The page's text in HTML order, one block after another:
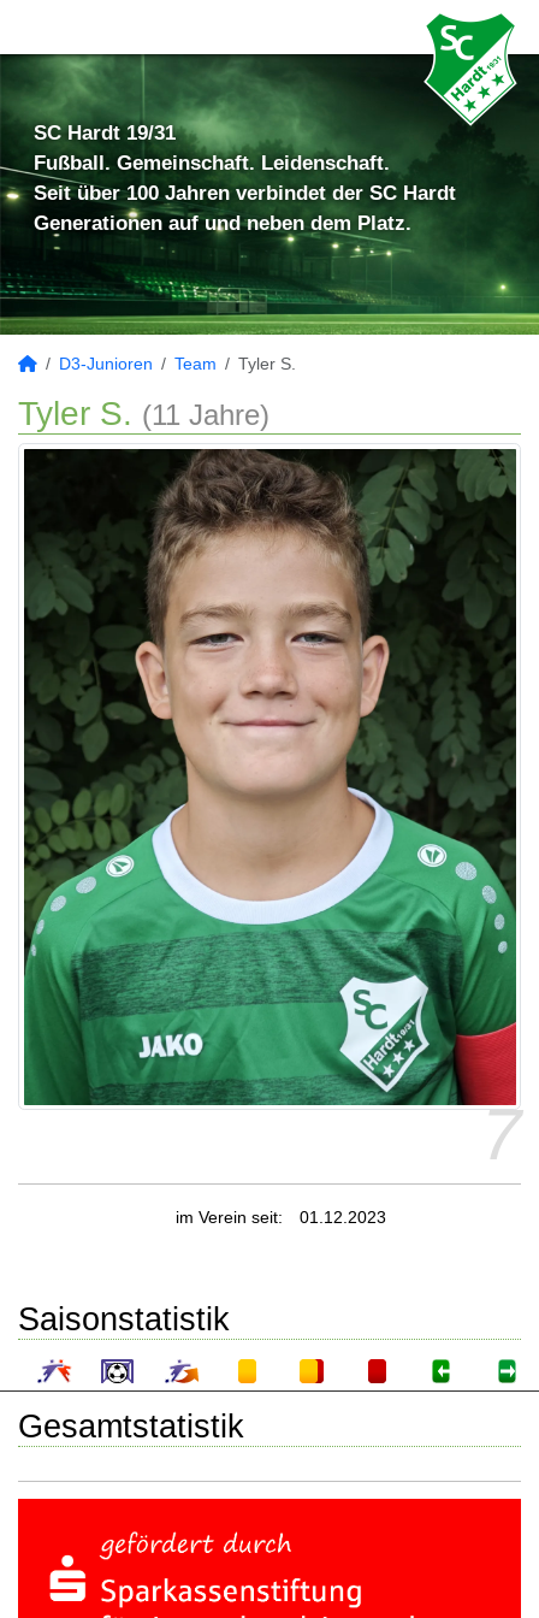
SC Hardt 19/31
Fußball. Gemeinschaft. Leidenschaft.
Seit über 100 Jahren verbindet der SC Hardt
Generationen auf und neben dem Platz.
D3-Junioren Team Tyler S.
Tyler S. (11 Jahre)
7
im Verein seit: 01.12.2023
Saisonstatistik
Gesamtstatistik